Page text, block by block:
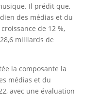
Il prédit que,
des médias et du
de 12 %,
milliards de
la composante la
médias et du
avec une évaluation